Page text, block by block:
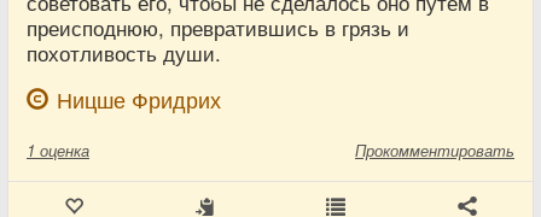
преисподнюю, превратившись в грязь и
похотливость души.
Ницше Фридрих
1 оценка Прокомментировать